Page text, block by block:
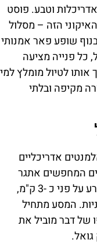
וטבע. פוסט
הזה – מסלול
שופע פאר אמנותי
כל פנייה מציעה
לטיול מומלץ למי
מקיפה ובלתי
אדריכליים
המחפשים אתגר
והשראה. מקום מפלט טיולים זה, המשתרע על פני כ -3 ק"מ,
המסע מתחיל
של דבר מוביל את